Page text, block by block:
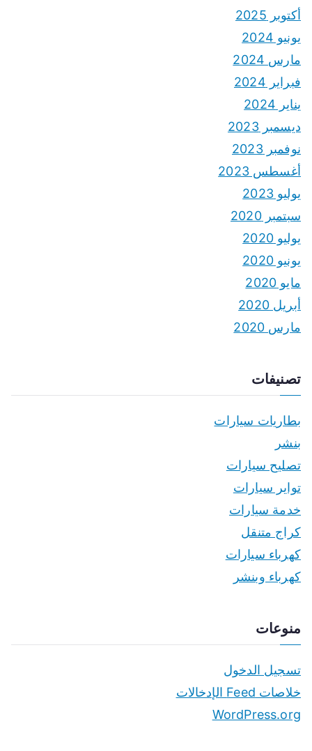
أكتوبر 2025
يونيو 2024
مارس 2024
فبراير 2024
يناير 2024
ديسمبر 2023
نوفمبر 2023
أغسطس 2023
يوليو 2023
سبتمبر 2020
يوليو 2020
يونيو 2020
مايو 2020
أبريل 2020
مارس 2020
تصنيفات
بطاريات سيارات
بنشر
تصليح سيارات
تواير سيارات
خدمة سيارات
كراج متنقل
كهرباء سيارات
كهرباء وبنشر
منوعات
تسجيل الدخول
خلاصات Feed الإدخالات
WordPress.org